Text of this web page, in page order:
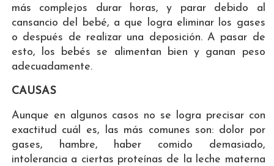
más complejos durar horas, y parar debido al
cansancio del bebé, a que logra eliminar los gases
o después de realizar una deposición. A pasar de
esto, los bebés se alimentan bien y ganan peso
adecuadamente.
CAUSAS
Aunque en algunos casos no se logra precisar con
exactitud cuál es, las más comunes son: dolor por
gases, hambre, haber comido demasiado,
intolerancia a ciertas proteínas de la leche materna